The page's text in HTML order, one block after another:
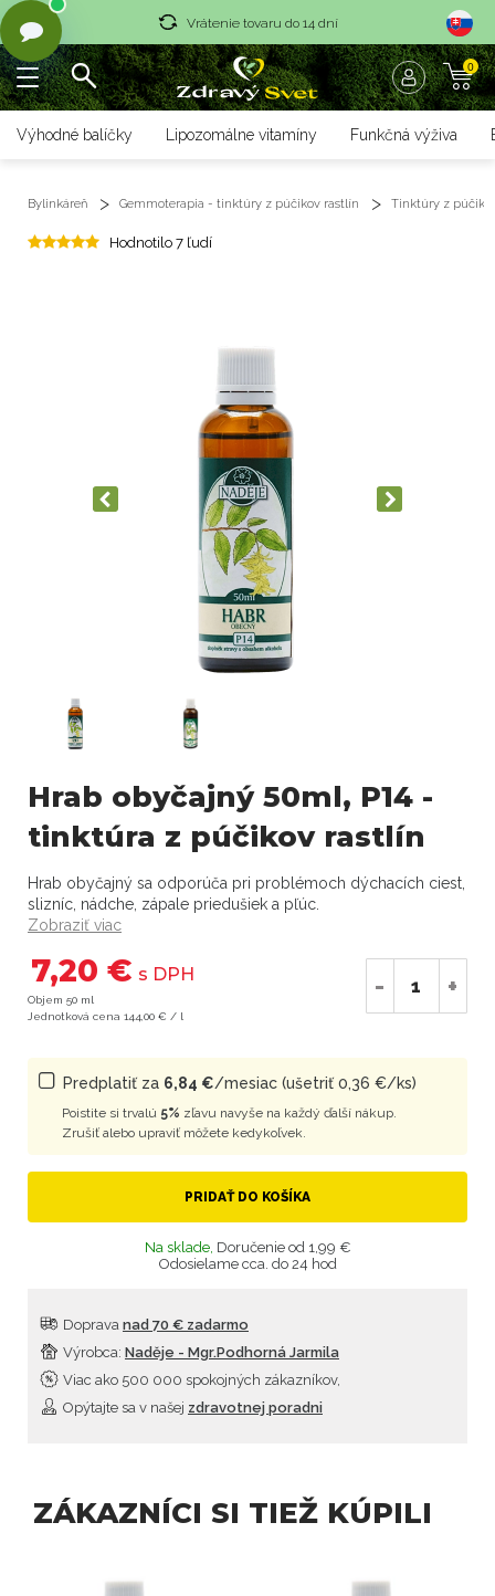
Vrátenie tovaru do 14 dní
Rýchle dodanie <36 hod
Rýchle dodanie <36 hod
0
Výhodné balíčky Lipozomálne vitamíny Funkčná výživa
Bylinkáreň Gemmoterapia - tinktúry z púčikov rastlín Tinktúry z
Hodnotilo 7 ľudí
Hrab obyčajný 50ml, P14 -
tinktúra z púčikov rastlín
Hrab obyčajný sa odporúča pri problémoch dýchacích ciest,
slizníc, nádche, zápale priedušiek a pľúc.
Zobraziť viac
7,20 € s DPH
Objem 50 ml
Jednotková cena 144,00 € / l
- +
Predplatiť za 6,84 €/mesiac (ušetriť 0,36 €/ks)
Poistite si trvalú 5% zľavu navyše na každý ďalší nákup.
Zrušiť alebo upraviť môžete kedykoľvek.
PRIDAŤ DO KOŠÍKA
Na sklade, Doručenie od 1,99 €
Odosielame cca. do 24 hod
Doprava nad 70 € zadarmo
Viac ako 500 000 spokojných zákazníkov,
Výrobca: Naděje - Mgr.Podhorná Jarmila
Opýtajte sa v našej zdravotnej poradni
ZÁKAZNÍCI SI TIEŽ KÚPILI